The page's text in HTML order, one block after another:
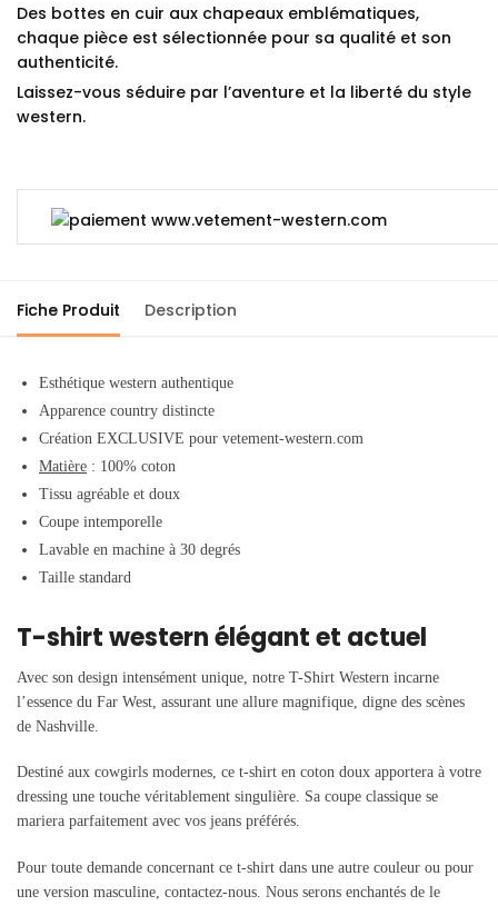
Des bottes en cuir aux chapeaux emblématiques,
chaque pièce est sélectionnée pour sa qualité et son
authenticité.
Laissez-vous séduire par l’aventure et la liberté du style
western.
Fiche Produit Description
Esthétique western authentique
Apparence country distincte
Création EXCLUSIVE pour vetement-western.com
Matière : 100% coton
Tissu agréable et doux
Coupe intemporelle
Lavable en machine à 30 degrés
Taille standard
T-shirt western élégant et actuel
Avec son design intensément unique, notre T-Shirt Western incarne
l’essence du Far West, assurant une allure magnifique, digne des scènes
de Nashville.
Destiné aux cowgirls modernes, ce t-shirt en coton doux apportera à votre
dressing une touche véritablement singulière. Sa coupe classique se
mariera parfaitement avec vos jeans préférés.
Pour toute demande concernant ce t-shirt dans une autre couleur ou pour
une version masculine, contactez-nous. Nous serons enchantés de le